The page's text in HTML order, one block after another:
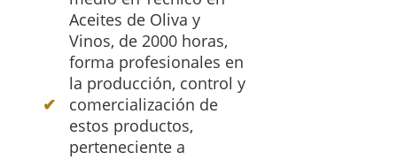
Aceites de Oliva y
Vinos, de 2000 horas,
forma profesionales en
la producción, control y
comercialización de
estos productos,
perteneciente a